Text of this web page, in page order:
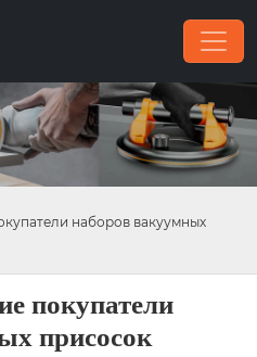
наборов вакуумных
покупатели
присосок